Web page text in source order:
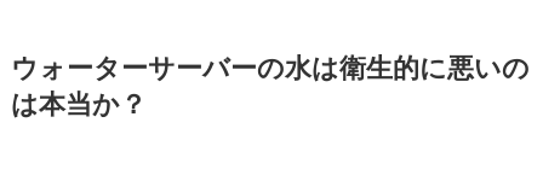
ウォーターサーバーの水は衛生的に悪いの
は本当か？